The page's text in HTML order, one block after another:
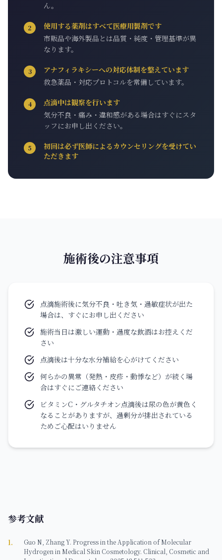
ん。
2
使用する薬剤はすべて医療用製剤です
市販品や海外製品とは品質・純度・管理基準が異
なります。
3
アナフィラキシーへの対応体制を整えています
救急薬品・対応プロトコルを常備しています。
4
点滴中は観察を行います
気分不良・痛み・違和感がある場合はすぐにスタ
ッフにお申し出ください。
5
初回は必ず医師によるカウンセリングを受けてい
ただきます
施術後の注意事項
点滴施術後に気分不良・吐き気・過敏症状が出た
場合は、すぐにお申し出ください
施術当日は激しい運動・過度な飲酒はお控えくだ
さい
点滴後は十分な水分補給を心がけてください
何らかの異常（発熱・皮疹・動悸など）が続く場
合はすぐにご連絡ください
ビタミンC・グルタチオン点滴後は尿の色が黄色く
なることがありますが、過剰分が排出されている
ためご心配はいりません
参考文献
1.
Guo N, Zhang Y. Progress in the Application of Molecular
Hydrogen in Medical Skin Cosmetology. Clinical, Cosmetic and